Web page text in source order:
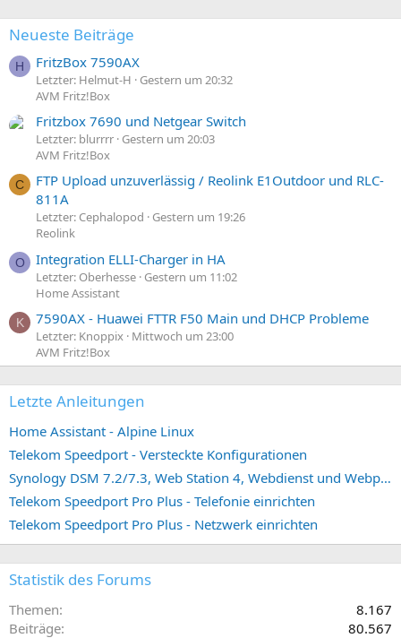
:
Neueste Beiträge
H FritzBox 7590AX
Letzter: Helmut-H
Gestern um 20:32
AVM Fritz!Box
Fritzbox 7690 und Netgear Switch
Letzter: blurrrr Gestern um 20:03
AVM Fritz!Box
C
FTP Upload unzuverlässig / Reolink E1Outdoor und RLC-
811A
Letzter: Cephalopod
Gestern um 19:26
Reolink
O Integration ELLI-Charger in HA
Letzter: Oberhesse Gestern um 11:02
Home Assistant
K 7590AX - Huawei FTTR F50 Main und DHCP Probleme
Letzter: Knoppix Mittwoch um 23:00
AVM Fritz!Box
Letzte Anleitungen
Home Assistant - Alpine Linux
Telekom Speedport - Versteckte Konfigurationen
Synology DSM 7.2/7.3, Web Station 4, Webdienst und Webportal erstellen (ehemals vHost)
Telekom Speedport Pro Plus - Telefonie einrichten
Telekom Speedport Pro Plus - Netzwerk einrichten
Statistik des Forums
Themen
8.167
Beiträge
80.567